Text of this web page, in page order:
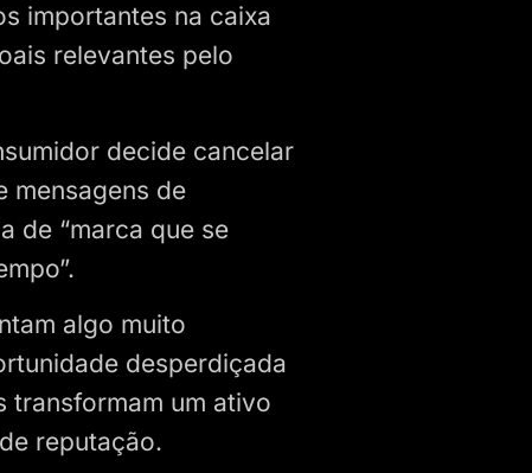
importantes na caixa
relevantes pelo
decide cancelar
mensagens de
de “marca que se
algo muito
desperdiçada
transformam um ativo
reputação.